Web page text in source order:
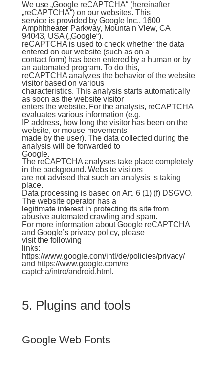
We use „Google reCAPTCHA“ (hereinafter
„reCAPTCHA“) on our websites. This
service is provided by Google Inc., 1600
Amphitheater Parkway, Mountain View, CA
94043, USA („Google“).
reCAPTCHA is used to check whether the data
entered on our website (such as on a
contact form) has been entered by a human or by
an automated program. To do this,
reCAPTCHA analyzes the behavior of the website
visitor based on various
characteristics. This analysis starts automatically
as soon as the website visitor
enters the website. For the analysis, reCAPTCHA
evaluates various information (e.g.
IP address, how long the visitor has been on the
website, or mouse movements
made by the user). The data collected during the
analysis will be forwarded to
Google.
The reCAPTCHA analyses take place completely
in the background. Website visitors
are not advised that such an analysis is taking
place.
Data processing is based on Art. 6 (1) (f) DSGVO.
The website operator has a
legitimate interest in protecting its site from
abusive automated crawling and spam.
For more information about Google reCAPTCHA
and Google’s privacy policy, please
visit the following
links:
https://www.google.com/intl/de/policies/privacy/
and https://www.google.com/re
captcha/intro/android.html.
5. Plugins and tools
Google Web Fonts